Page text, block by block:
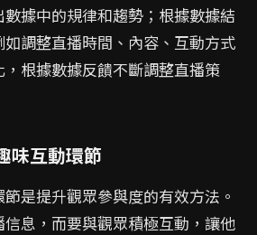
據中的規律和趨勢；根據數據結
調整直播時間、內容、互動方式
根據數據反饋不斷調整直播策
味互動環節
是提升觀眾參與度的有效方法。
息，而要與觀眾積極互動，讓他